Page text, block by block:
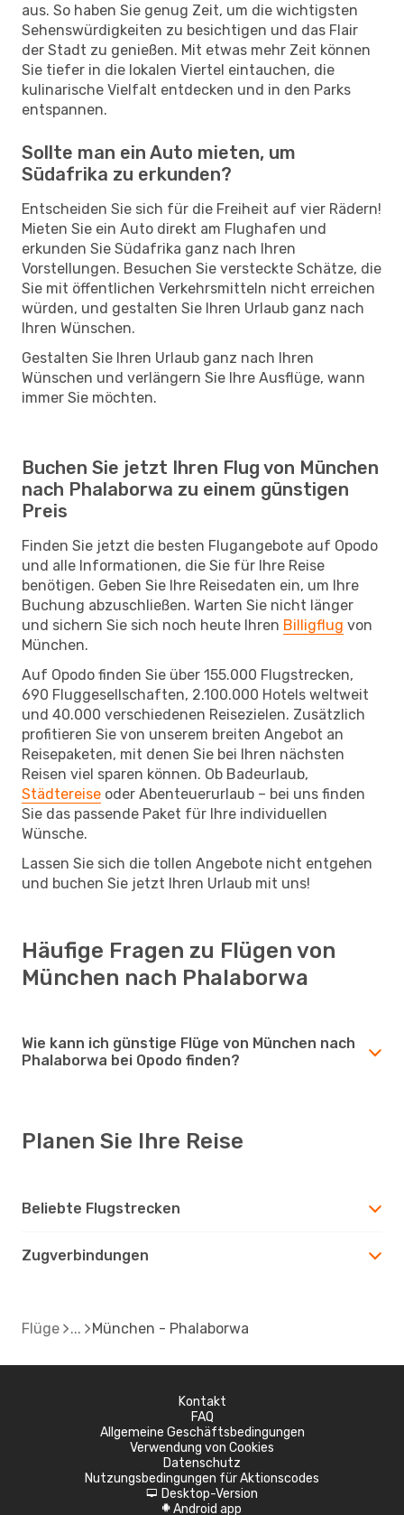
aus. So haben Sie genug Zeit, um die wichtigsten
Sehenswürdigkeiten zu besichtigen und das Flair
der Stadt zu genießen. Mit etwas mehr Zeit können
Sie tiefer in die lokalen Viertel eintauchen, die
kulinarische Vielfalt entdecken und in den Parks
entspannen.
Sollte man ein Auto mieten, um
Südafrika zu erkunden?
Entscheiden Sie sich für die Freiheit auf vier Rädern!
Mieten Sie ein Auto direkt am Flughafen und
erkunden Sie Südafrika ganz nach Ihren
Vorstellungen. Besuchen Sie versteckte Schätze, die
Sie mit öffentlichen Verkehrsmitteln nicht erreichen
würden, und gestalten Sie Ihren Urlaub ganz nach
Ihren Wünschen.
Gestalten Sie Ihren Urlaub ganz nach Ihren
Wünschen und verlängern Sie Ihre Ausflüge, wann
immer Sie möchten.
Buchen Sie jetzt Ihren Flug von München
nach Phalaborwa zu einem günstigen
Preis
Finden Sie jetzt die besten Flugangebote auf Opodo
und alle Informationen, die Sie für Ihre Reise
benötigen. Geben Sie Ihre Reisedaten ein, um Ihre
Buchung abzuschließen. Warten Sie nicht länger
und sichern Sie sich noch heute Ihren Billigflug von
München.
Auf Opodo finden Sie über 155.000 Flugstrecken,
690 Fluggesellschaften, 2.100.000 Hotels weltweit
und 40.000 verschiedenen Reisezielen. Zusätzlich
profitieren Sie von unserem breiten Angebot an
Reisepaketen, mit denen Sie bei Ihren nächsten
Reisen viel sparen können. Ob Badeurlaub,
Städtereise oder Abenteuerurlaub – bei uns finden
Sie das passende Paket für Ihre individuellen
Wünsche.
Lassen Sie sich die tollen Angebote nicht entgehen
und buchen Sie jetzt Ihren Urlaub mit uns!
Häufige Fragen zu Flügen von
München nach Phalaborwa
Wie kann ich günstige Flüge von München nach
Phalaborwa bei Opodo finden?
Planen Sie Ihre Reise
Beliebte Flugstrecken
Zugverbindungen
Flüge München - Phalaborwa
Kontakt
FAQ
Allgemeine Geschäftsbedingungen
Verwendung von Cookies
Datenschutz
Nutzungsbedingungen für Aktionscodes
d Desktop-Version
A Android app